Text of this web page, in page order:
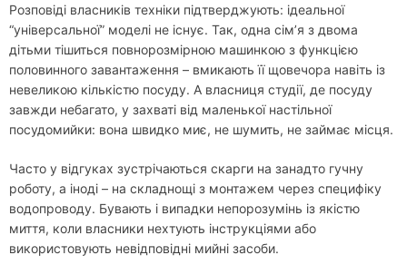
Розповіді власників техніки підтверджують: ідеальної
“універсальної” моделі не існує. Так, одна сім’я з двома
дітьми тішиться повнорозмірною машинкою з функцією
половинного завантаження – вмикають її щовечора навіть із
невеликою кількістю посуду. А власниця студії, де посуду
завжди небагато, у захваті від маленької настільної
посудомийки: вона швидко миє, не шумить, не займає місця.
Часто у відгуках зустрічаються скарги на занадто гучну
роботу, а іноді – на складнощі з монтажем через специфіку
водопроводу. Бувають і випадки непорозумінь із якістю
миття, коли власники нехтують інструкціями або
використовують невідповідні мийні засоби.